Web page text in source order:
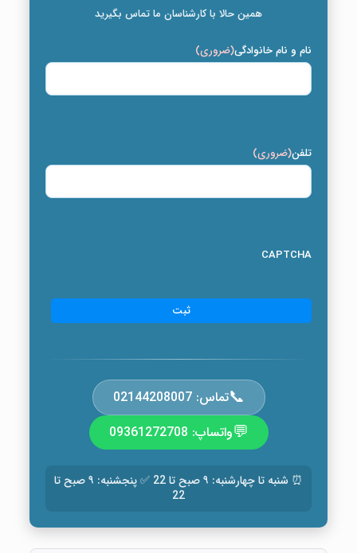
همین حالا با کارشناسان ما تماس بگیرید
نام و نام خانوادگی(ضروری)
تلفن(ضروری)
CAPTCHA
📞تماس: 02144208007
💬واتساپ: 09361272708
⏰ شنبه تا چهارشنبه: ۹ صبح تا 22 ✅ پنجشنبه: ۹ صبح تا
22